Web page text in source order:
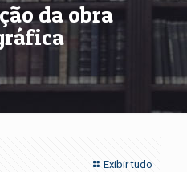
da obra
Exibir tudo